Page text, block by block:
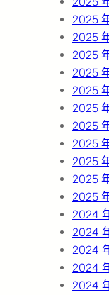
2025
2025
2025
2025
2025
2025
2025
2025
2025
2025
2025
2024
2024
2024
2024
2024